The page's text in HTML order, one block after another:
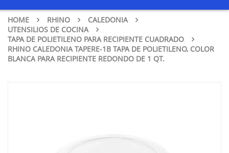
HOME RHINO
CALEDONIA
UTENSILIOS DE COCINA
TAPA DE POLIETILENO PARA RECIPIENTE CUADRADO
RHINO CALEDONIA TAPERE-1B TAPA DE POLIETILENO, COLOR
BLANCA PARA RECIPIENTE REDONDO DE 1 QT.